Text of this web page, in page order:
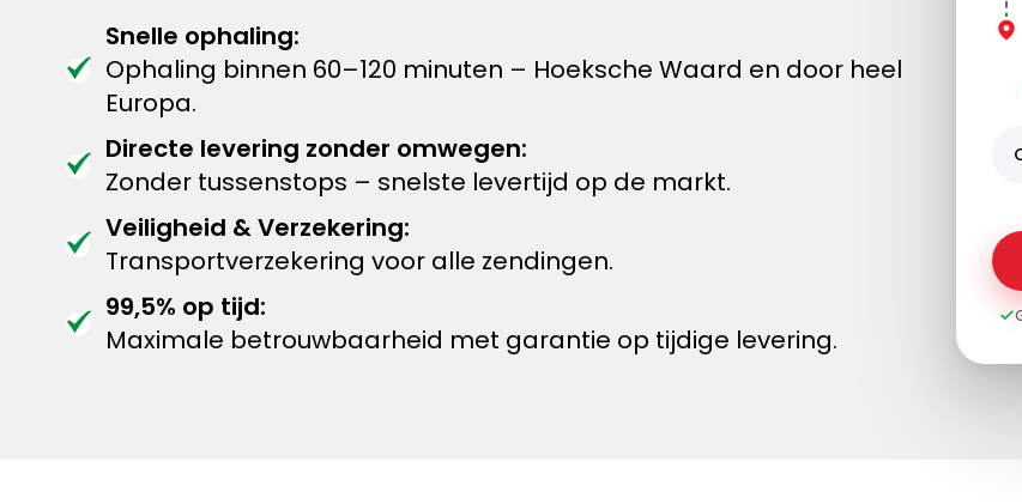
Snelle ophaling:
Ophaling binnen 60–120 minuten – Hoeksche Waard en door heel
Europa.
Directe levering zonder omwegen:
Zonder tussenstops – snelste levertijd op de markt.
Veiligheid & Verzekering:
Transportverzekering voor alle zendingen.
99,5% op tijd:
Maximale betrouwbaarheid met garantie op tijdige levering.